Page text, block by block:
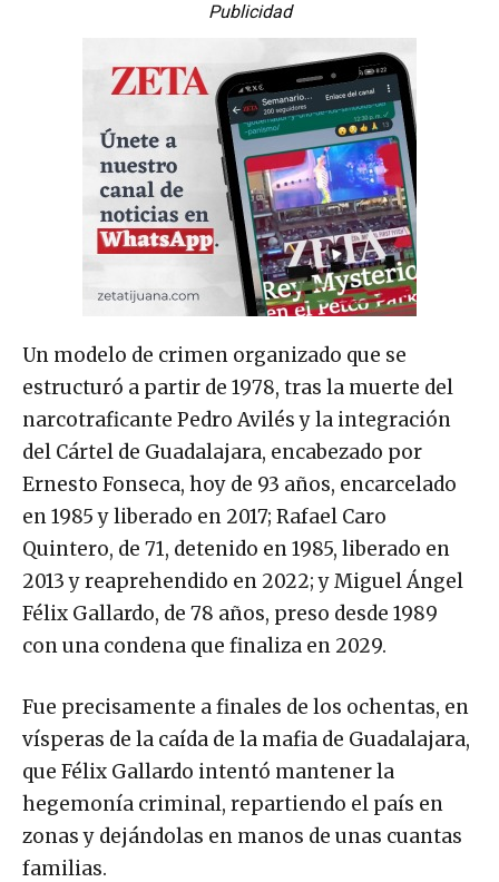
Publicidad
Un modelo de crimen organizado que se
estructuró a partir de 1978, tras la muerte del
narcotraficante Pedro Avilés y la integración
del Cártel de Guadalajara, encabezado por
Ernesto Fonseca, hoy de 93 años, encarcelado
en 1985 y liberado en 2017; Rafael Caro
Quintero, de 71, detenido en 1985, liberado en
2013 y reaprehendido en 2022; y Miguel Ángel
Félix Gallardo, de 78 años, preso desde 1989
con una condena que finaliza en 2029.
Fue precisamente a finales de los ochentas, en
vísperas de la caída de la mafia de Guadalajara,
que Félix Gallardo intentó mantener la
hegemonía criminal, repartiendo el país en
zonas y dejándolas en manos de unas cuantas
familias.